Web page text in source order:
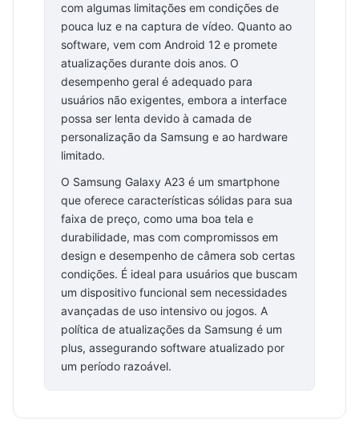
com algumas limitações em condições de
pouca luz e na captura de vídeo. Quanto ao
software, vem com Android 12 e promete
atualizações durante dois anos. O
desempenho geral é adequado para
usuários não exigentes, embora a interface
possa ser lenta devido à camada de
personalização da Samsung e ao hardware
limitado.
O Samsung Galaxy A23 é um smartphone
que oferece características sólidas para sua
faixa de preço, como uma boa tela e
durabilidade, mas com compromissos em
design e desempenho de câmera sob certas
condições. É ideal para usuários que buscam
um dispositivo funcional sem necessidades
avançadas de uso intensivo ou jogos. A
política de atualizações da Samsung é um
plus, assegurando software atualizado por
um período razoável.